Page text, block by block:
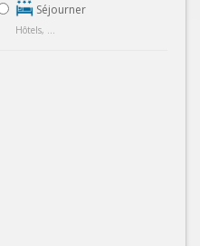
Séjourner
Hôtels, ...